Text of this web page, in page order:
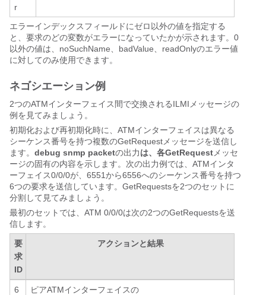
r
エラーインデックスフィールドにゼロ以外の値を指定する
と、要求のどの変数がエラーになっていたかが示されます。0
以外の値は、noSuchName、badValue、readOnlyのエラー値
に対してのみ使用できます。
ネゴシエーション例
2つのATMインターフェイス間で交換されるILMIメッセージの
例を見てみましょう。
初期化および再初期化時に、ATMインターフェイスは異なる
シーケンス番号を持つ複数のGetRequestメッセージを送信し
ます。 debug snmp packetの出力は、各GetRequest メッセ
ージの固有の内容を示します。次の出力例では、ATMインタ
ーフェイス0/0/0が、6551から6556へのシーケンス番号を持つ
6つの要求を送信しています。GetRequestsを2つのセットに
分割して見てみましょう。
最初のセットでは、ATM 0/0/0は次の2つのGetRequestsを送
信します。
要
求
ID
アクションと結果
6
ピアATMインターフェイスの